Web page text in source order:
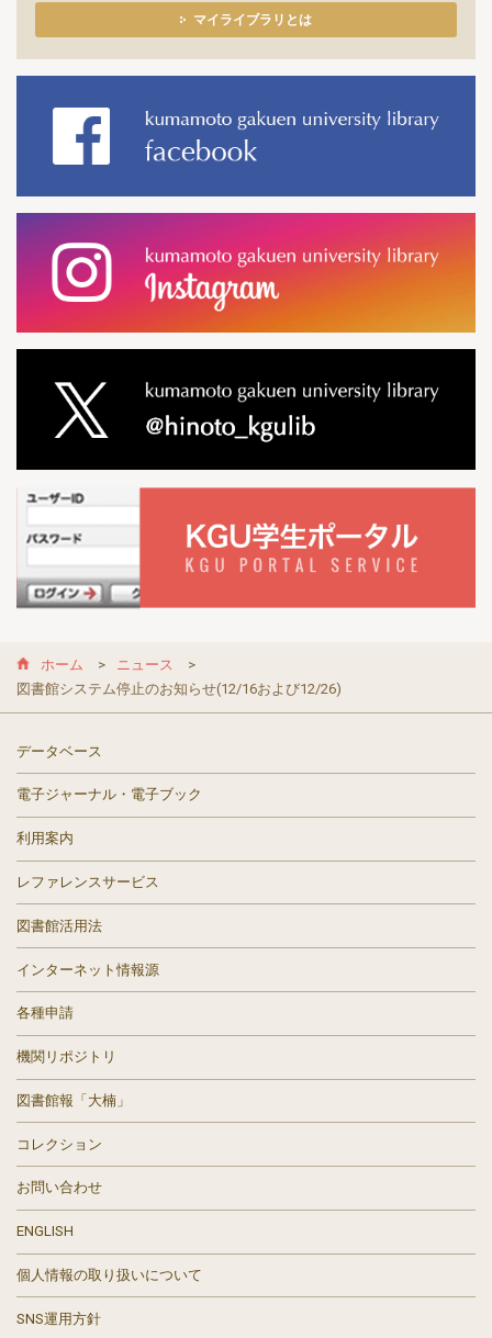
マイライブラリとは
ホーム
ニュース
図書館システム停止のお知らせ(12/16および12/26)
データベース
電子ジャーナル・電子ブック
利用案内
レファレンスサービス
図書館活用法
インターネット情報源
各種申請
機関リポジトリ
図書館報「大楠」
コレクション
お問い合わせ
ENGLISH
個人情報の取り扱いについて
SNS運用方針